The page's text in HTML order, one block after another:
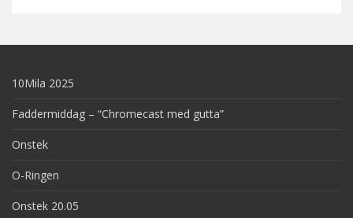
10Mila 2025
Faddermiddag – “Chromecast med gutta”
Onstek
O-Ringen
Onstek 20.05